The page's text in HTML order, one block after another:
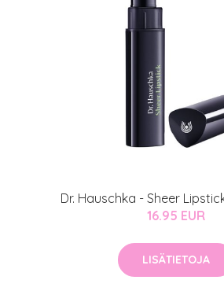
Dr. Hauschka - Sheer
16.95 EUR
LISÄTIETOJA